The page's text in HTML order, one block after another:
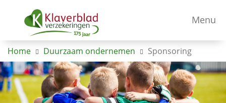
Menu
Home Duurzaam ondernemen Sponsoring